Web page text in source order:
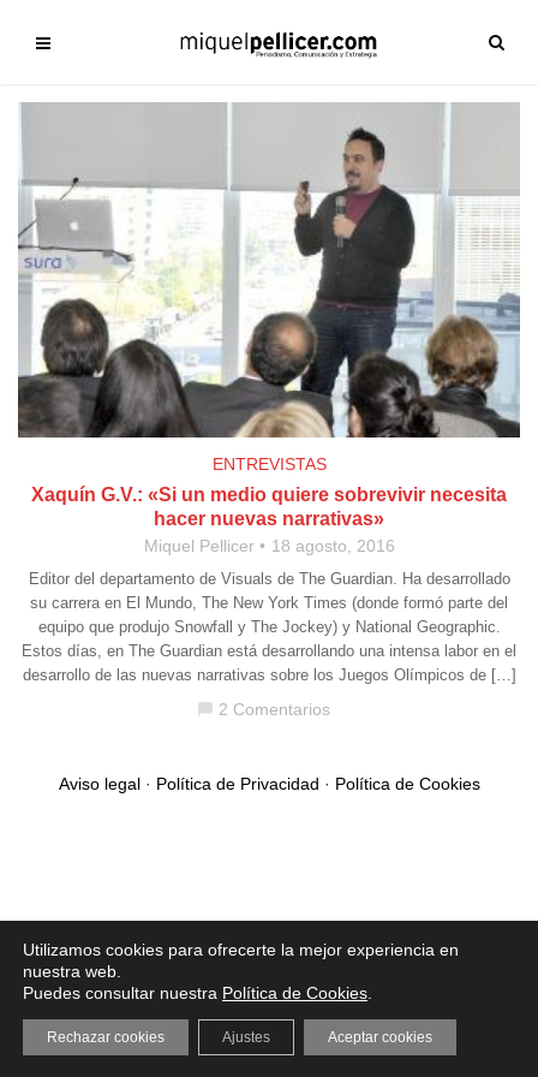
ENTREVISTAS
Xaquín G.V.: «Si un medio quiere sobrevivir necesita
hacer nuevas narrativas»
Miquel Pellicer 18 agosto, 2016
Editor del departamento de Visuals de The Guardian. Ha desarrollado
su carrera en El Mundo, The New York Times (donde formó parte del
equipo que produjo Snowfall y The Jockey) y National Geographic.
Estos días, en The Guardian está desarrollando una intensa labor en el
desarrollo de las nuevas narrativas sobre los Juegos Olímpicos de […]
2 Comentarios
Aviso legal· Política de Privacidad · Política de Cookies
Utilizamos cookies para ofrecerte la mejor experiencia en
nuestra web.
Puedes consultar nuestra Política de Cookies
Aceptar cookies
Rechazar cookies Ajustes